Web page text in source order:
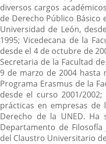
diversos cargos
de Derecho Público Básico
Universidad de León,
1995; Vicedecana de la
desde el 4 de octubre de
Secretaria de la Facultad
9 de marzo de 2004 hasta
Programa Erasmus de la
desde el curso 2001/
prácticas en empresas de
Derecho de la UNED. Ha
Departamento de
del Claustro Universitario